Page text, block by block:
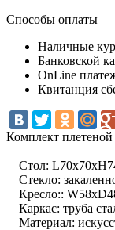
Способы оплаты
Наличные
Банковской
OnLine
Квитанция
Комплект
Стoл:
Стекло:
Кресло::
Каркас: труба
Материал: